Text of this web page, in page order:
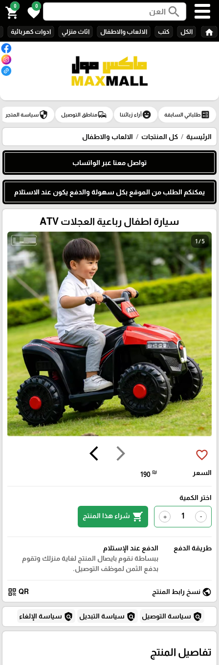
search
0
favorite
0
shopping_cart
home الكل كتب الالعاب والاطفال اثاث منزلي ادوات كهربائية
ballotطلباتي السابقة emoji_emotionsآراء زبائننا commuteمناطق التوصيل securityسياسة المتجر
الرئيسية كل المنتجات الالعاب والاطفال
تواصل معنا عبر الواتساب
يمكنكم الطلب من الموقع بكل سهولة والدفع يكون عند الاستلام
سيارة اطفال رباعية العجلات ATV
1 / 5
arrow_forward_ios
arrow_back_ios favorite_border
السعر 190 ₪
اختر الكمية
-
+
shopping_cart شراء هذا المنتج
طريقة الدفع
الدفع عند الإستلام
ببساطة نقوم بايصال المنتج لغاية منزلك وتقوم
بدفع الثمن لموظف التوصيل.
public نسخ رابط المنتج QR
qr_code
policy سياسة التوصيل policy سياسة التبديل policy سياسة الإلغاء
تفاصيل المنتج